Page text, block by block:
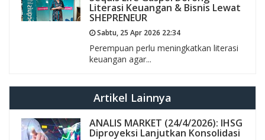
Literasi Keuangan & Bisnis Lewat
SHEPRENEUR
Sabtu, 25 Apr 2026 22:34
Perempuan perlu meningkatkan literasi
keuangan agar...
Artikel Lainnya
ANALIS MARKET (24/4/2026): IHSG
Diproyeksi Lanjutkan Konsolidasi